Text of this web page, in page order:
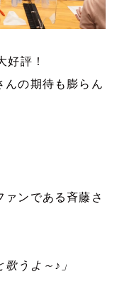
好評！
んの期待も膨らん
ァンである斉藤さ
うよ～♪」